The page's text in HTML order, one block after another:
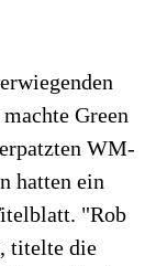
Green
WM-
hatten ein
"Rob
titelte die